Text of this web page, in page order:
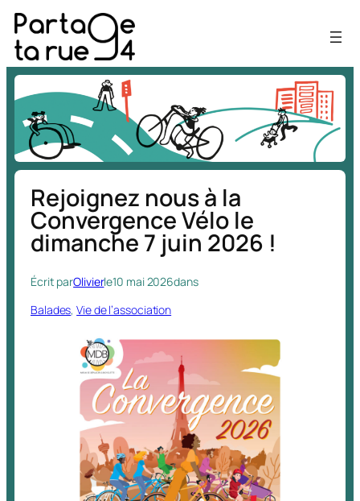
Aller
au
contenu
Rejoignez nous à la
Convergence Vélo le
dimanche 7 juin 2026 !
Écrit parOlivierle10 mai 2026dans
Balades, Vie de l’association